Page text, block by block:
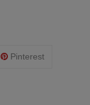
Pinterest